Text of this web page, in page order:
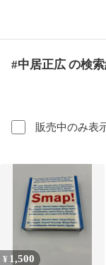
#中居正広 の検
販売中のみ表
¥ 1,500